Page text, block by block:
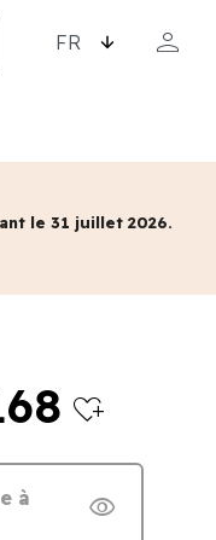
person
le 31 juillet 2026.
heart_plus
à
visibility